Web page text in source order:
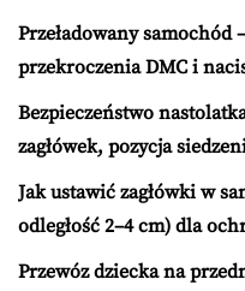
Przeładowany samochód
przekroczenia DMC i
Bezpieczeństwo
zagłówek, pozycja
Jak ustawić zagłówki w
odległość 2–4 cm) dla
Przewóz dziecka na